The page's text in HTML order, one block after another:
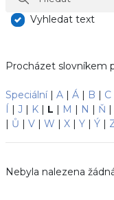
Vyhledat text
Procházet slovníkem
Speciální| A | Á | B | C
Í | J | K | L | M | N | Ň |
| Ů | V | W | X | Y | Ý |
Nebyla nalezena